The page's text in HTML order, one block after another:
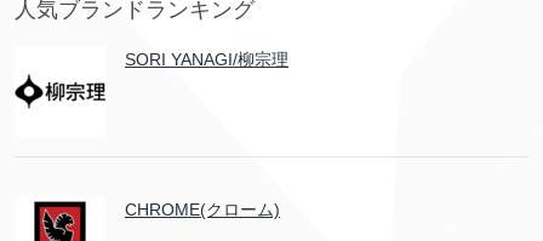
人気ブランドランキング
SORI YANAGI/柳宗理
CHROME(クローム)